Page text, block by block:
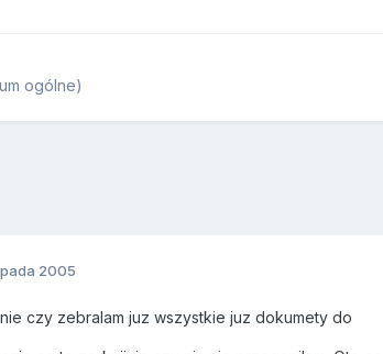
ogólne)
2005
czy zebralam juz wszystkie juz dokumety do